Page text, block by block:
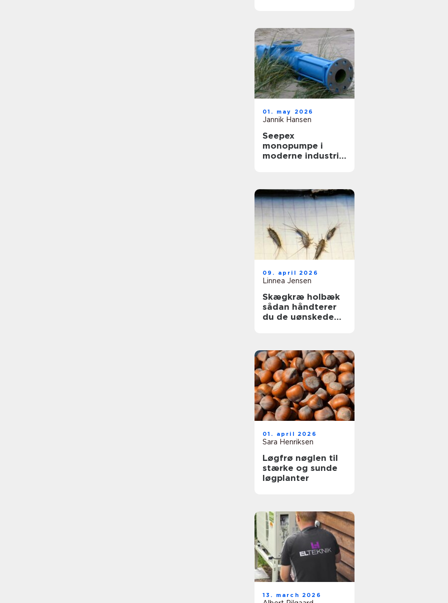
01. may 2026
Jannik Hansen
Seepex
monopumpe i
moderne industri:
09. april 2026
Linnea Jensen
Skægkræ holbæk
sådan håndterer
du de uønskede
01. april 2026
Sara Henriksen
Løgfrø nøglen til
stærke og sunde
løgplanter
13. march 2026